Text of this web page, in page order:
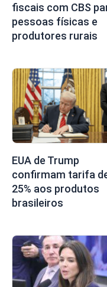
fiscais com CBS
pessoas físicas e
produtores rurais
EUA de Trump
confirmam tarifa
25% aos produtos
brasileiros